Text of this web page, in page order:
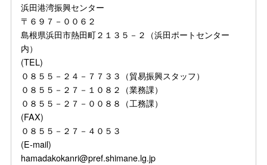
浜田港湾振興センター
〒６９７－００６２
島根県浜田市熱田町２１３５－２（浜田ポートセンター
内）
(TEL)
０８５５－２４－７７３３（貿易振興スタッフ）
０８５５－２７－１０８２（業務課）
０８５５－２７－００８８（工務課）
(FAX)
０８５５－２７－４０５３
(E-mail)
hamadakokanri@pref.shimane.lg.jp